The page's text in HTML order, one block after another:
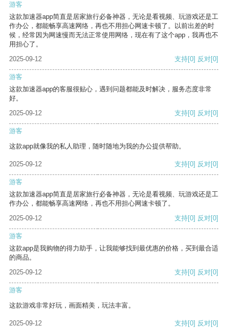
游客
这款加速器app简直是居家旅行必备神器，无论是看视频、玩游戏还是工
作办公，都能畅享高速网络，再也不用担心网速卡顿了。以前出差的时
候，经常因为网速慢而无法正常使用网络，现在有了这个app，我再也不
用担心了。
2025-09-12
支持[0] 反对[0]
游客
这款加速器app的客服很贴心，遇到问题都能及时解决，服务态度非常
好。
2025-09-12
支持[0] 反对[0]
游客
这款app就像我的私人助理，随时随地为我的办公提供帮助。
2025-09-12 支持[0] 反对[0]
游客
这款加速器app简直是居家旅行必备神器，无论是看视频、玩游戏还是工
作办公，都能畅享高速网络，再也不用担心网速卡顿了。
2025-09-12
支持[0] 反对[0]
游客
这款app是我购物的得力助手，让我能够找到最优惠的价格，买到最合适
的商品。
2025-09-12
支持[0] 反对[0]
游客
这款游戏非常好玩，画面精美，玩法丰富。
2025-09-12 支持[0] 反对[0]